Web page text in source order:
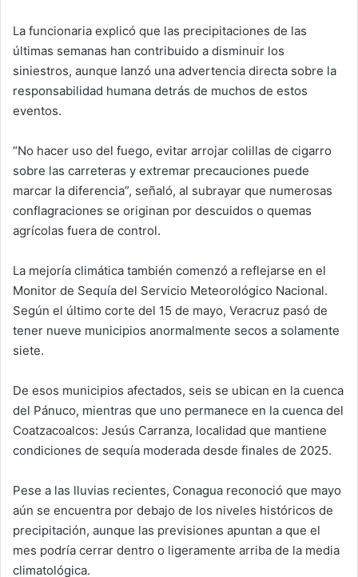
La funcionaria explicó que las precipitaciones de las
últimas semanas han contribuido a disminuir los
siniestros, aunque lanzó una advertencia directa sobre la
responsabilidad humana detrás de muchos de estos
eventos.
“No hacer uso del fuego, evitar arrojar colillas de cigarro
sobre las carreteras y extremar precauciones puede
marcar la diferencia”, señaló, al subrayar que numerosas
conflagraciones se originan por descuidos o quemas
agrícolas fuera de control.
La mejoría climática también comenzó a reflejarse en el
Monitor de Sequía del Servicio Meteorológico Nacional.
Según el último corte del 15 de mayo, Veracruz pasó de
tener nueve municipios anormalmente secos a solamente
siete.
De esos municipios afectados, seis se ubican en la cuenca
del Pánuco, mientras que uno permanece en la cuenca del
Coatzacoalcos: Jesús Carranza, localidad que mantiene
condiciones de sequía moderada desde finales de 2025.
Pese a las lluvias recientes, Conagua reconoció que mayo
aún se encuentra por debajo de los niveles históricos de
precipitación, aunque las previsiones apuntan a que el
mes podría cerrar dentro o ligeramente arriba de la media
climatológica.